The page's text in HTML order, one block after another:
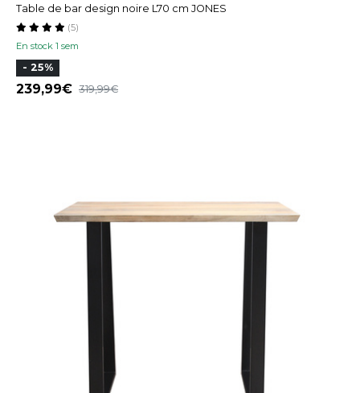
Table de bar design noire L70 cm JONES
En stock 1 sem
(5)
- 25%
239,99 319,99